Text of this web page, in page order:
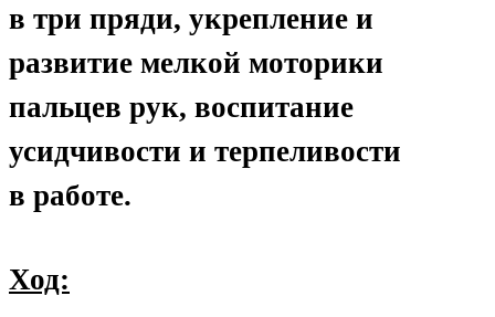
в три пряди, укрепление и
развитие мелкой моторики
пальцев рук, воспитание
усидчивости и терпеливости
в работе.
Ход: